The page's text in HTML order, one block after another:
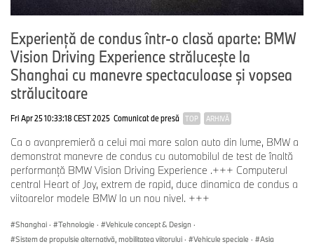
Experienţă de condus într-o clasă aparte: BMW
Vision Driving Experience străluceşte la
Shanghai cu manevre spectaculoase şi vopsea
strălucitoare
Fri Apr 25 10:33:18 CEST 2025 Comunicat de presă TOP ARHIVĂ
Ca o avanpremieră a celui mai mare salon auto din lume, BMW a
demonstrat manevre de condus cu automobilul de test de înaltă
performanţă BMW Vision Driving Experience .+++ Computerul
central Heart of Joy, extrem de rapid, duce dinamica de condus a
viitoarelor modele BMW la un nou nivel. +++
Shanghai · Tehnologie · Vehicule concept & Design ·
Sistem de propulsie alternativă, mobilitatea viitorului · Vehicule speciale · Asia